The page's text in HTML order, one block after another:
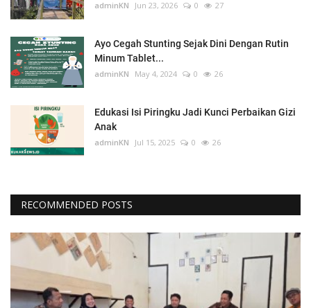
adminKN Jun 23, 2026 0 27
Ayo Cegah Stunting Sejak Dini Dengan Rutin
Minum Tablet...
adminKN May 4, 2024 0 26
Edukasi Isi Piringku Jadi Kunci Perbaikan Gizi
Anak
adminKN Jul 15, 2025 0 26
RECOMMENDED POSTS